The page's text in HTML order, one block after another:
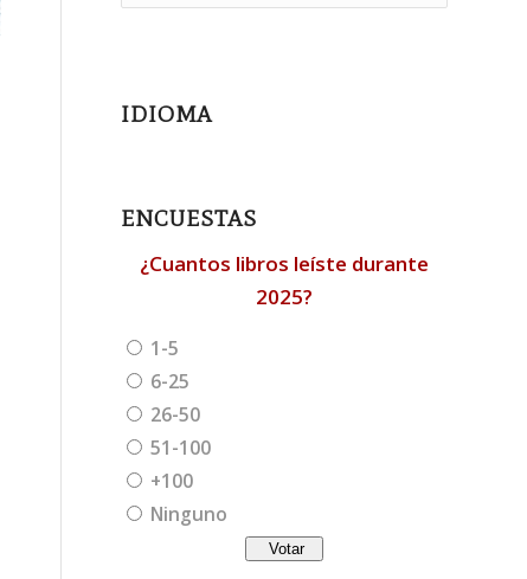
IDIOMA
ENCUESTAS
¿Cuantos libros leíste durante
2025?
1-5
6-25
26-50
51-100
+100
Ninguno